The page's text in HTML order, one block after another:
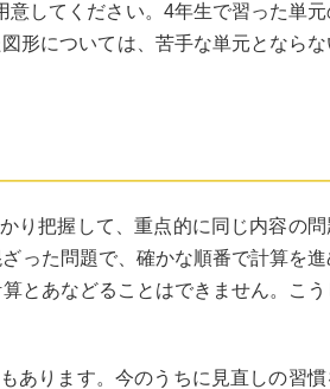
してください。4年生で習った単元
形については、苦手な単元とならな
り把握して、重点的に同じ内容の問
った問題で、確かな順番で計算を進
とあなどることはできません。こう
あります。今のうちに見直しの習慣